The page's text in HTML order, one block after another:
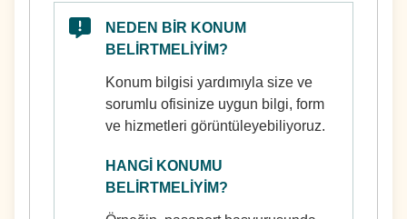
NEDEN BIR KONUM
BELIRTMELIYIM?
Konum bilgisi yardımıyla size ve
sorumlu ofisinize uygun bilgi, form
ve hizmetleri görüntüleyebiliyoruz.
HANGI KONUMU
BELIRTMELIYIM?